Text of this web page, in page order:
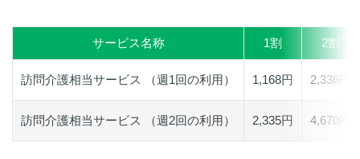
サービス名称 1割 2割
訪問介護相当サービス （週1回の利用） 1,168円 2,336円
訪問介護相当サービス （週2回の利用） 2,335円 4,670円